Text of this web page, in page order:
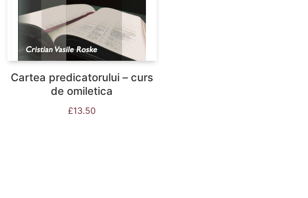
Cartea predicatorului – curs
de omiletica
£13.50